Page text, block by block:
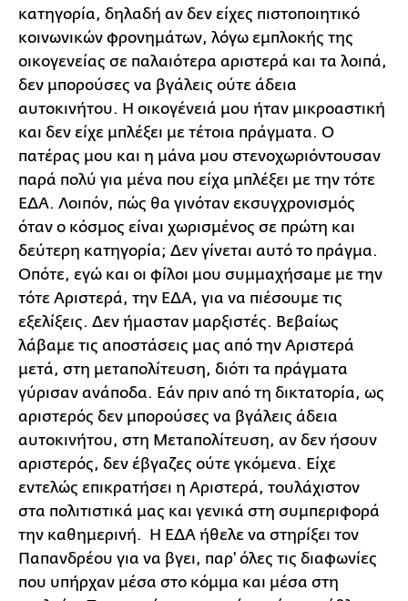
κατηγορία, δηλαδή αν δεν είχες πιστοποιητικό
κοινωνικών φρονημάτων, λόγω εμπλοκής της
οικογενείας σε παλαιότερα αριστερά και τα λοιπά,
δεν μπορούσες να βγάλεις ούτε άδεια
αυτοκινήτου. Η οικογένειά μου ήταν μικροαστική
και δεν είχε μπλέξει με τέτοια πράγματα. Ο
πατέρας μου και η μάνα μου στενοχωριόντουσαν
παρά πολύ για μένα που είχα μπλέξει με την τότε
ΕΔΑ. Λοιπόν, πώς θα γινόταν εκσυγχρονισμός
όταν ο κόσμος είναι χωρισμένος σε πρώτη και
δεύτερη κατηγορία; Δεν γίνεται αυτό το πράγμα.
Οπότε, εγώ και οι φίλοι μου συμμαχήσαμε με την
τότε Αριστερά, την ΕΔΑ, για να πιέσουμε τις
εξελίξεις. Δεν ήμασταν μαρξιστές. Βεβαίως
λάβαμε τις αποστάσεις μας από την Αριστερά
μετά, στη μεταπολίτευση, διότι τα πράγματα
γύρισαν ανάποδα. Εάν πριν από τη δικτατορία, ως
αριστερός δεν μπορούσες να βγάλεις άδεια
αυτοκινήτου, στη Μεταπολίτευση, αν δεν ήσουν
αριστερός, δεν έβγαζες ούτε γκόμενα. Είχε
εντελώς επικρατήσει η Αριστερά, τουλάχιστον
στα πολιτιστικά μας και γενικά στη συμπεριφορά
την καθημερινή. Η ΕΔΑ ήθελε να στηρίξει τον
Παπανδρέου για να βγει, παρ' όλες τις διαφωνίες
που υπήρχαν μέσα στο κόμμα και μέσα στη